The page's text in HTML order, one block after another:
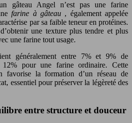
gâteau Angel n’est pas une farine
farine à gâteau , également appelée
par sa faible teneur en protéines.
une texture plus tendre et plus
une farine tout usage.
généralement entre 7% et 9% de
pour une farine ordinaire. Cette
favorise la formation d’un réseau de
essentiel pour préserver la légèreté des
entre structure et douceur